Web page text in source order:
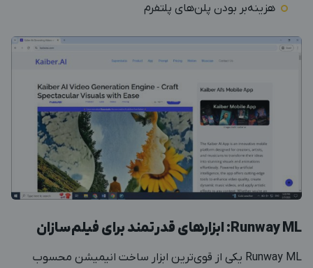
هزینه‌بر بودن پلن‌های پلتفرم
Runway ML: ابزارهای قدرتمند برای فیلم‌سازان
Runway ML یکی از قوی‌ترین ابزار ساخت انیمیشن محسوب